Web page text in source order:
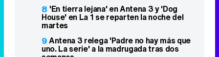
8 'En tierra lejana' en Antena 3 y 'Dog
House' en La 1 se reparten la noche del
martes
9Antena 3 relega 'Padre no hay más que
uno. La serie' a la madrugada tras dos